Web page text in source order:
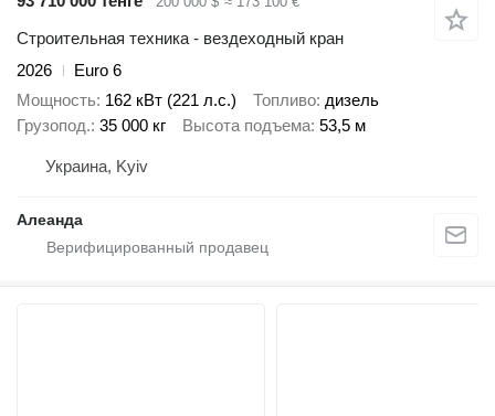
Строительная техника - вездеходный кран
2026
Euro 6
Мощность 162 кВт (221 л.с.) Топливо дизель
Грузопод. 35 000 кг Высота подъема 53,5 м
Украина, Kyiv
Алеанда